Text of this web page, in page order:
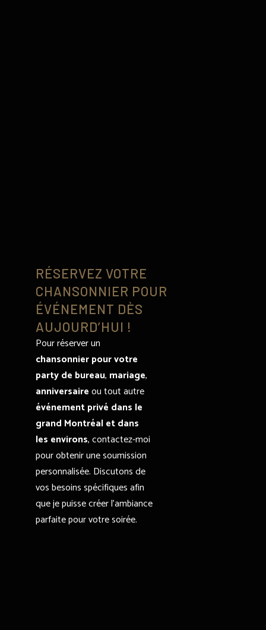
RÉSERVEZ VOTRE
CHANSONNIER POUR
ÉVÉNEMENT DÈS
AUJOURD’HUI !
Pour réserver un
chansonnier pour votre
party de bureau, mariage,
anniversaireou tout autre
événement privé dans le
grand Montréal et dans
les environs, contactez-moi
pour obtenir une soumission
personnalisée. Discutons de
vos besoins spécifiques afin
que je puisse créer l’ambiance
parfaite pour votre soirée.